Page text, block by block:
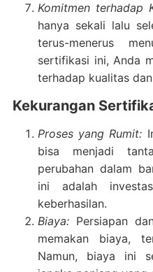
Komitmen terhadap
hanya sekali lalu
terus-menerus
sertifikasi ini, Anda
terhadap kualitas
Kekurangan
Proses yang Rumit:
bisa menjadi
perubahan dalam
ini adalah
keberhasilan.
Biaya:Persiapan
memakan biaya,
Namun, biaya ini